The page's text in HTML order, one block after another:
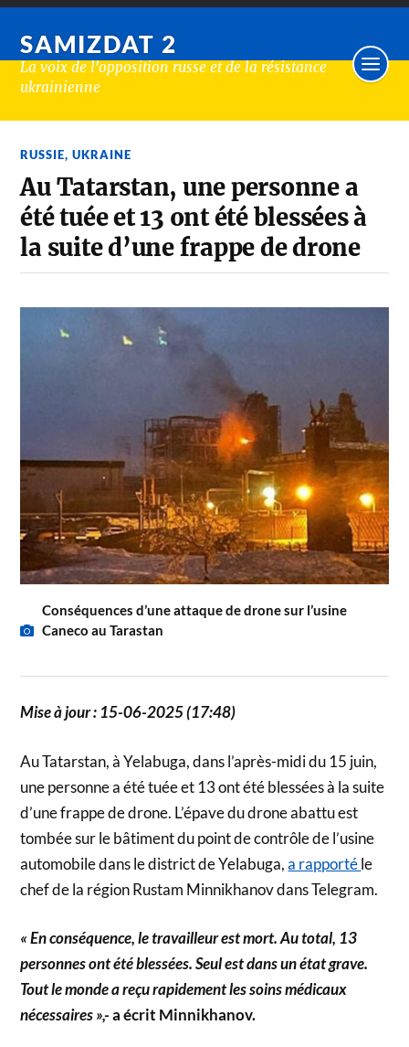
SAMIZDAT 2
La voix de l'opposition russe et de la résistance
ukrainienne
RUSSIE,UKRAINE
Au Tatarstan, une personne a
été tuée et 13 ont été blessées à
la suite d’une frappe de drone
Conséquences d’une attaque de drone sur l’usine
Caneco au Tarastan
Mise à jour : 15-06-2025 (17:48)
Au Tatarstan, à Yelabuga, dans l’après-midi du 15 juin,
une personne a été tuée et 13 ont été blessées à la suite
d’une frappe de drone. L’épave du drone abattu est
tombée sur le bâtiment du point de contrôle de l’usine
automobile dans le district de Yelabuga,a rapportéle
chef de la région Rustam Minnikhanov dans Telegram.
« En conséquence, le travailleur est mort. Au total, 13
personnes ont été blessées. Seul est dans un état grave.
Tout le monde a reçu rapidement les soins médicaux
nécessaires »,-a écrit Minnikhanov.